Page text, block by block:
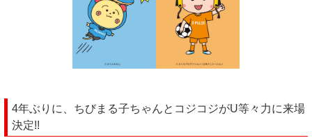
4年ぶりに、ちびまる子ちゃんとコジコジがU等々力に来場
決定!!